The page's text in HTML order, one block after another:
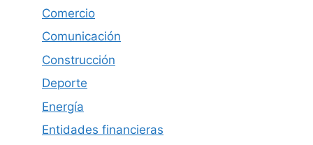
Comercio
Comunicación
Construcción
Deporte
Energía
Entidades financieras